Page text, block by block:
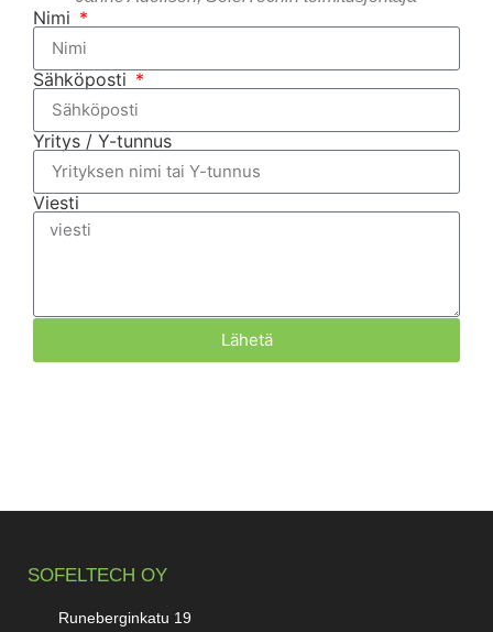
Nimi
Sähköposti
Yritys / Y-tunnus
Viesti
Lähetä
SOFELTECH OY
Runeberginkatu 19